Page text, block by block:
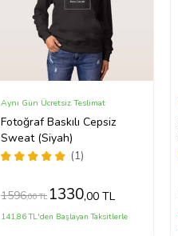
Fotoğraf Baskılı Cepsiz
Sweat (Siyah)
(1)
Aynı Gün Ücretsiz Teslimat
1596,00 TL 1330,00 TL
141,86 TL'den Başlayan Taksitlerle